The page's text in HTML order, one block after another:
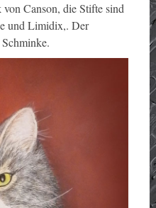
Canson, die Stifte sind
und Limidix,. Der